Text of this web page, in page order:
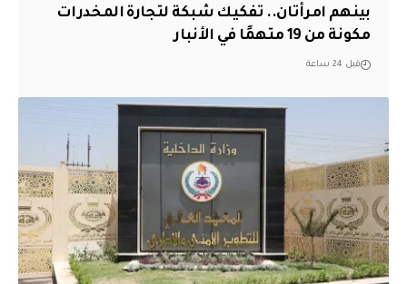
بينهم امرأتان.. تفكيك شبكة لتجارة المخدرات
مكونة من 19 متهمًا في الأنبار
قبل 24 ساعة